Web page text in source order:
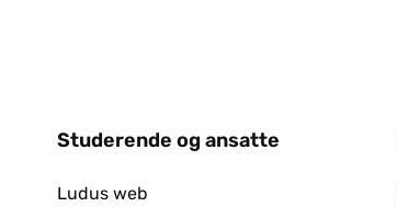
Studerende og ansatte
Ludus web